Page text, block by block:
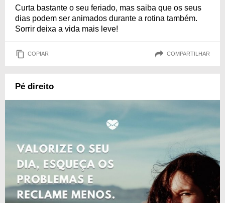
Curta bastante o seu feriado, mas saiba que os seus
dias podem ser animados durante a rotina também.
Sorrir deixa a vida mais leve!
COPIAR COMPARTILHAR
Pé direito